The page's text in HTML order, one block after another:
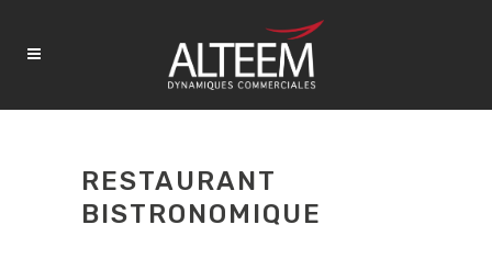
RESTAURANT
BISTRONOMIQUE